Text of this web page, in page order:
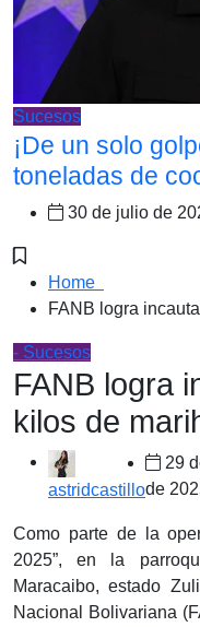
Sucesos
¡De un solo
toneladas de
30 de julio de
Home
FANB logra
- Sucesos
FANB logra
kilos de
astridcastillo
29
de
Como parte de la
2025”, en la
Maracaibo, estado
Nacional Bolivariana